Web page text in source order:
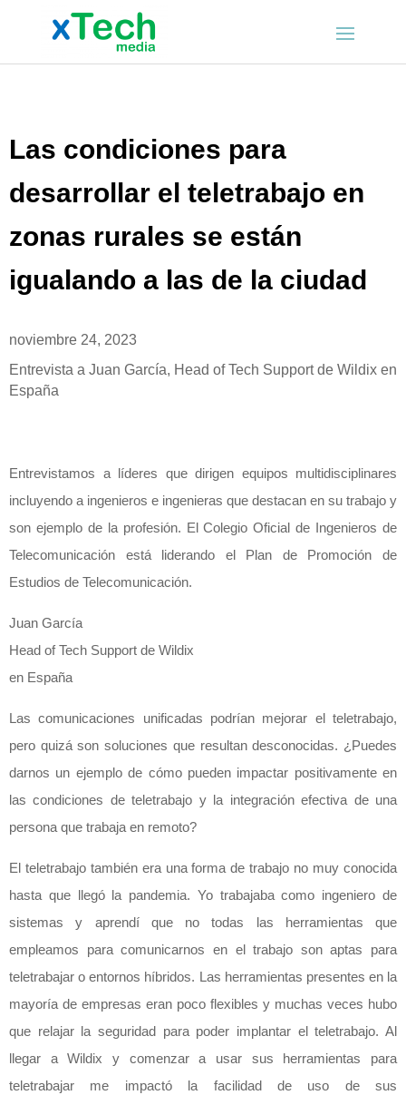
Las condiciones para
desarrollar el teletrabajo en
zonas rurales se están
igualando a las de la ciudad
noviembre 24, 2023
Entrevista a Juan García, Head of Tech Support de Wildix en
España
Entrevistamos a líderes que dirigen equipos multidisciplinares
incluyendo a ingenieros e ingenieras que destacan en su trabajo y
son ejemplo de la profesión. El Colegio Oficial de Ingenieros de
Telecomunicación está liderando el Plan de Promoción de
Estudios de Telecomunicación.
Juan García
Head of Tech Support de Wildix
en España
Las comunicaciones unificadas podrían mejorar el teletrabajo,
pero quizá son soluciones que resultan desconocidas. ¿Puedes
darnos un ejemplo de cómo pueden impactar positivamente en
las condiciones de teletrabajo y la integración efectiva de una
persona que trabaja en remoto?
El teletrabajo también era una forma de trabajo no muy conocida
hasta que llegó la pandemia. Yo trabajaba como ingeniero de
sistemas y aprendí que no todas las herramientas que
empleamos para comunicarnos en el trabajo son aptas para
teletrabajar o entornos híbridos. Las herramientas presentes en la
mayoría de empresas eran poco flexibles y muchas veces hubo
que relajar la seguridad para poder implantar el teletrabajo. Al
llegar a Wildix y comenzar a usar sus herramientas para
teletrabajar me impactó la facilidad de uso de sus